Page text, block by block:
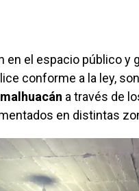
en el espacio público y
conforme a la ley,
a través de
en distintas